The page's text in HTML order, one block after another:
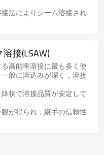
法によりシーム溶接され
接(LSAW)
高能率溶接に最も多く使
般に溶込みが深く，溶接
状で溶接品質が安定して
が得られ，継手の信頼性